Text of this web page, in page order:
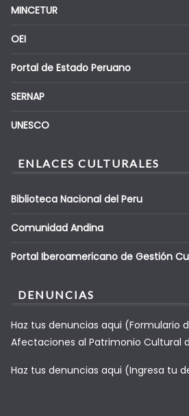
MINCETUR
OEI
Portal de Estado Peruano
SERNAP
UNESCO
ENLACES CULTURALES
Biblioteca Nacional del Peru
Comunidad Andina
Portal Iberoamericano de Gestión
DENUNCIAS
Haz tus denuncias aqui (Formulario
Afectaciones al Patrimonio Cultural
Haz tus denuncias aqui (Ingresa tu